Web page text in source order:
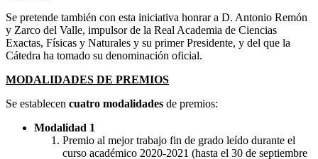
Se pretende también con esta iniciativa honrar a D. Antonio Remón
y Zarco del Valle, impulsor de la Real Academia de Ciencias
Exactas, Físicas y Naturales y su primer Presidente, y del que la
Cátedra ha tomado su denominación oficial.
MODALIDADES DE PREMIOS
Se establecen cuatro modalidades de premios:
Modalidad 1
Premio al mejor trabajo fin de grado leído durante el
curso académico 2020-2021 (hasta el 30 de septiembre